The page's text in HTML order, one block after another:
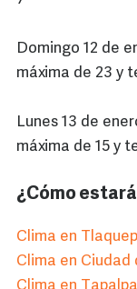
Domingo 12 de
máxima de 23 y
Lunes 13 de
máxima de 15 y
¿Cómo
Clima en
Clima en Ciudad